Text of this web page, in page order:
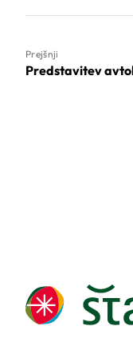
Prejšnji
Predstavitev